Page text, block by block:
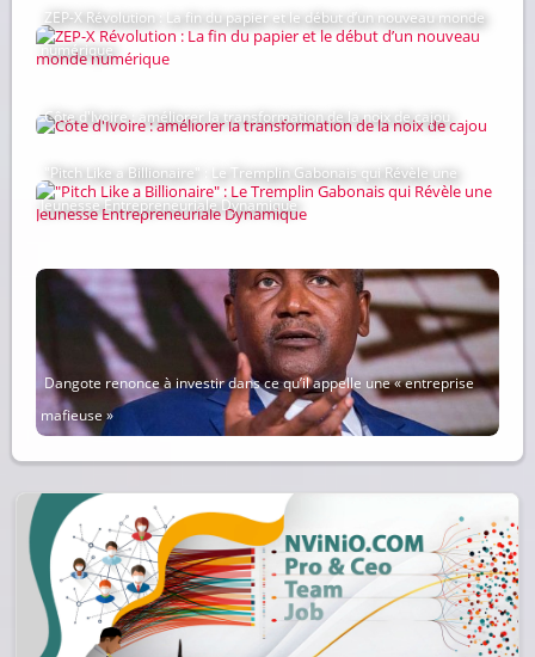
ZEP-X Révolution : La fin du papier et le début d’un nouveau monde
numérique
Côte d'Ivoire : améliorer la transformation de la noix de cajou
"Pitch Like a Billionaire" : Le Tremplin Gabonais qui Révèle une
Jeunesse Entrepreneuriale Dynamique
Dangote renonce à investir dans ce qu’il appelle une « entreprise
mafieuse »